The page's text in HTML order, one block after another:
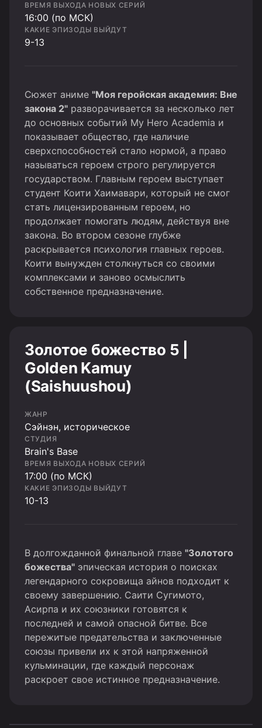
ВРЕМЯ ВЫХОДА НОВЫХ СЕРИЙ
16:00 (по МСК)
КАКИЕ ЭПИЗОДЫ ВЫЙДУТ
9-13
Сюжет аниме "Моя геройская академия: Вне
закона 2" разворачивается за несколько лет
до основных событий My Hero Academia и
показывает общество, где наличие
сверхспособностей стало нормой, а право
называться героем строго регулируется
государством. Главным героем выступает
студент Коити Хаимавари, который не смог
стать лицензированным героем, но
продолжает помогать людям, действуя вне
закона. Во втором сезоне глубже
раскрывается психология главных героев.
Коити вынужден столкнуться со своими
комплексами и заново осмыслить
собственное предназначение.
Золотое божество 5 |
Golden Kamuy
(Saishuushou)
ЖАНР
Сэйнэн, историческое
СТУДИЯ
Brain's Base
ВРЕМЯ ВЫХОДА НОВЫХ СЕРИЙ
17:00 (по МСК)
КАКИЕ ЭПИЗОДЫ ВЫЙДУТ
10-13
В долгожданной финальной главе "Золотого
божества" эпическая история о поисках
легендарного сокровища айнов подходит к
своему завершению. Саити Сугимото,
Асирпа и их союзники готовятся к
последней и самой опасной битве. Все
пережитые предательства и заключенные
союзы привели их к этой напряженной
кульминации, где каждый персонаж
раскроет свое истинное предназначение.